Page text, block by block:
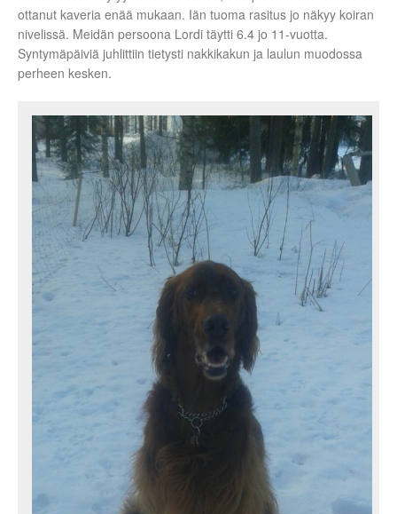
ottanut kaveria enää mukaan. Iän tuoma rasitus jo näkyy koiran
nivelissä. Meidän persoona Lordi täytti 6.4 jo 11-vuotta.
Syntymäpäiviä juhlittiin tietysti nakkikakun ja laulun muodossa
perheen kesken.